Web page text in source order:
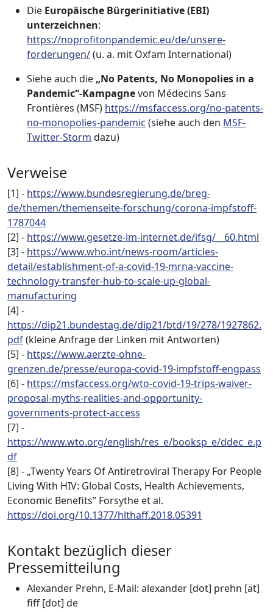
Die Europäische Bürgerinitiative (EBI)
unterzeichnen:
https://noprofitonpandemic.eu/de/unsere-
forderungen/(u. a. mit Oxfam International)
Siehe auch die „No Patents, No Monopolies in a
Pandemic“-Kampagnevon Médecins Sans
Frontières (MSF) https://msfaccess.org/no-patents-
no-monopolies-pandemic (siehe auch den MSF-
Twitter-Storm dazu)
Verweise
[1] - https://www.bundesregierung.de/breg-
de/themen/themenseite-forschung/corona-impfstoff-
1787044
[2] - https://www.gesetze-im-internet.de/ifsg/__60.html
[3] - https://www.who.int/news-room/articles-
detail/establishment-of-a-covid-19-mrna-vaccine-
technology-transfer-hub-to-scale-up-global-
manufacturing
[4] -
https://dip21.bundestag.de/dip21/btd/19/278/1927862.
pdf(kleine Anfrage der Linken mit Antworten)
[5] - https://www.aerzte-ohne-
grenzen.de/presse/europa-covid-19-impfstoff-engpass
[6] - https://msfaccess.org/wto-covid-19-trips-waiver-
proposal-myths-realities-and-opportunity-
governments-protect-access
[7] -
https://www.wto.org/english/res_e/booksp_e/ddec_e.p
df
[8] - „Twenty Years Of Antiretroviral Therapy For People
Living With HIV: Global Costs, Health Achievements,
Economic Benefits” Forsythe et al.
https://doi.org/10.1377/hlthaff.2018.05391
Kontakt bezüglich dieser
Pressemitteilung
Alexander Prehn, E-Mail: alexander [dot] prehn [ät]
fiff [dot] de